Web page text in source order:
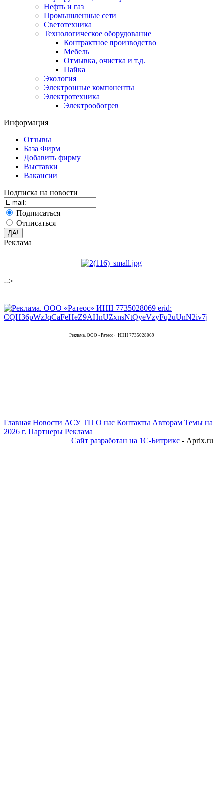
Нефть и газ
Промышленные сети
Светотехника
Технологическое оборудование
Контрактное производство
Мебель
Отмывка, очистка и т.д.
Пайка
Экология
Электронные компоненты
Электротехника
Электрообогрев
Информация
Отзывы
База Фирм
Добавить фирму
Выставки
Вакансии
Подписка на новости
Подписаться
Отписаться
Реклама
-->
Реклама. ООО «Ратеос» ИНН 7735028069
Главная Новости АСУ ТП О нас Контакты Авторам Темы на
2026 г. Партнеры Реклама
Сайт разработан на 1С-Битрикс - Aprix.ru